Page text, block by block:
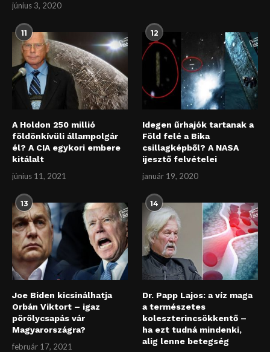
június 3, 2020
11
A Holdon 250 millió
földönkívüli állampolgár
él? A CIA egykori embere
kitálalt
június 11, 2021
12
Idegen űrhajók tartanak a
Föld felé a Bika
csillagképből? A NASA
ijesztő felvételei
január 19, 2020
13
Joe Biden kicsinálhatja
Orbán Viktort – igaz
pörölycsapás vár
Magyarországra?
február 17, 2021
14
Dr. Papp Lajos: a víz maga
a természetes
koleszterincsökkentő –
ha ezt tudná mindenki,
alig lenne betegség